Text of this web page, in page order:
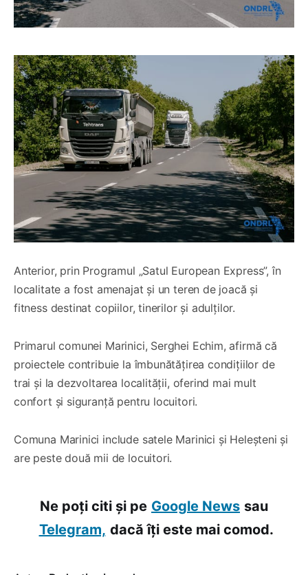
Anterior, prin Programul „Satul European Express”, în
localitate a fost amenajat și un teren de joacă și
fitness destinat copiilor, tinerilor și adulților.
Primarul comunei Marinici, Serghei Echim, afirmă că
proiectele contribuie la îmbunătățirea condițiilor de
trai și la dezvoltarea localității, oferind mai mult
confort și siguranță pentru locuitori.
Comuna Marinici include satele Marinici și Heleșteni și
are peste două mii de locuitori.
Ne poți citi și pe Google News sau
Telegram, dacă îți este mai comod.